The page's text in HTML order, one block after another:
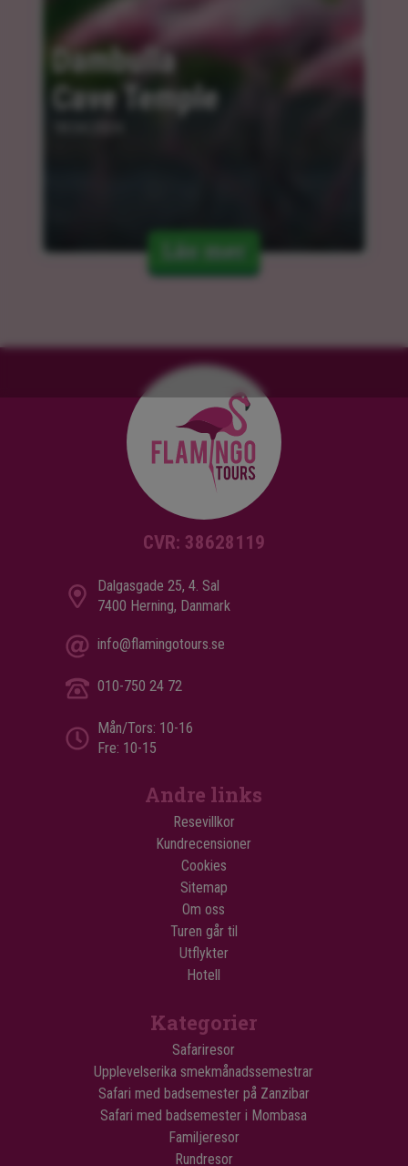
Dambulla
Cave Temple
Läs mer
CVR: 38628119
Dalgasgade 25, 4. Sal
7400 Herning, Danmark
info@flamingotours.se
010-750 24 72
Mån/Tors: 10-16
Fre: 10-15
Andre links
Resevillkor
Kundrecensioner
Cookies
Sitemap
Om oss
Turen går til
Utflykter
Hotell
Kategorier
Safariresor
Upplevelserika smekmånadssemestrar
Safari med badsemester på Zanzibar
Safari med badsemester i Mombasa
Familjeresor
Rundresor